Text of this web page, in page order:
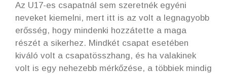
Az U17-es csapatnál sem szeretnék egyéni
neveket kiemelni, mert itt is az volt a legnagyobb
erősség, hogy mindenki hozzátette a maga
részét a sikerhez. Mindkét csapat esetében
kiváló volt a csapatösszhang, és ha valakinek
volt is egy nehezebb mérkőzése, a többiek mindig